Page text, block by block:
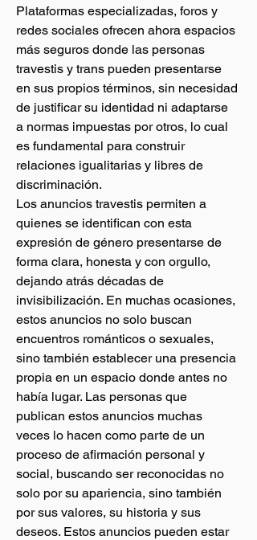
Plataformas especializadas, foros y
redes sociales ofrecen ahora espacios
más seguros donde las personas
travestis y trans pueden presentarse
en sus propios términos, sin necesidad
de justificar su identidad ni adaptarse
a normas impuestas por otros, lo cual
es fundamental para construir
relaciones igualitarias y libres de
discriminación.
Los anuncios travestis permiten a
quienes se identifican con esta
expresión de género presentarse de
forma clara, honesta y con orgullo,
dejando atrás décadas de
invisibilización. En muchas ocasiones,
estos anuncios no solo buscan
encuentros románticos o sexuales,
sino también establecer una presencia
propia en un espacio donde antes no
había lugar. Las personas que
publican estos anuncios muchas
veces lo hacen como parte de un
proceso de afirmación personal y
social, buscando ser reconocidas no
solo por su apariencia, sino también
por sus valores, su historia y sus
deseos. Estos anuncios pueden estar